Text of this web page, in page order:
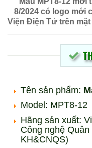
8/2024 có logo mới
Viện Điện Tử trên mặt
Tên sản phẩm:
Model: MPT8-12
Hãng sản xuất:
Công nghệ
KH&CNQS)